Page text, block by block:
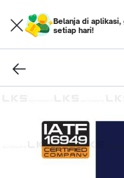
Belanja di
setiap hari!